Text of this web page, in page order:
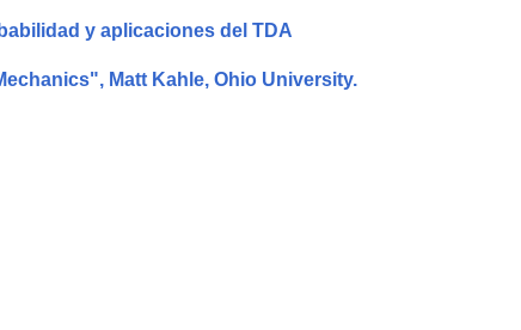
y aplicaciones del TDA
Matt Kahle, Ohio University.